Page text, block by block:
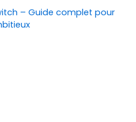
– Guide complet pour